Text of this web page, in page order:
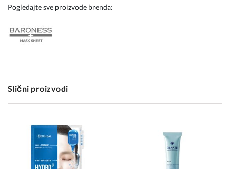
Pogledajte sve proizvode brenda:
Slični proizvodi